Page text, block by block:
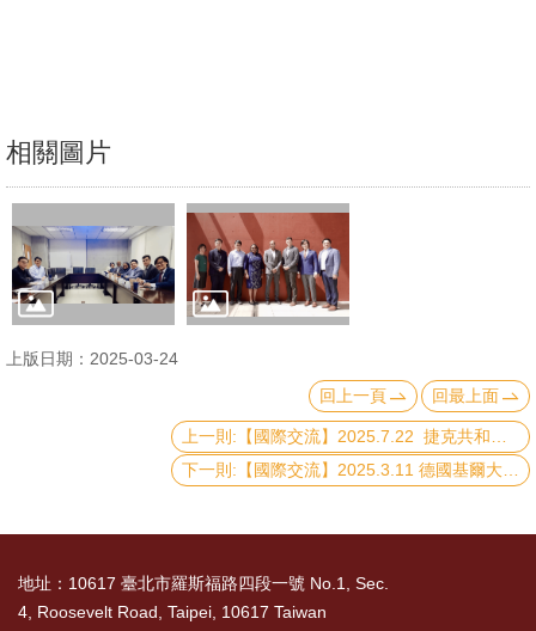
件
心
輔
&
學
輔
資
與
相關圖片
上版日期：2025-03-24
回上一頁
回最上面
地址：10617 臺北市羅斯福路四段一號 No.1, Sec.
4, Roosevelt Road, Taipei, 10617 Taiwan